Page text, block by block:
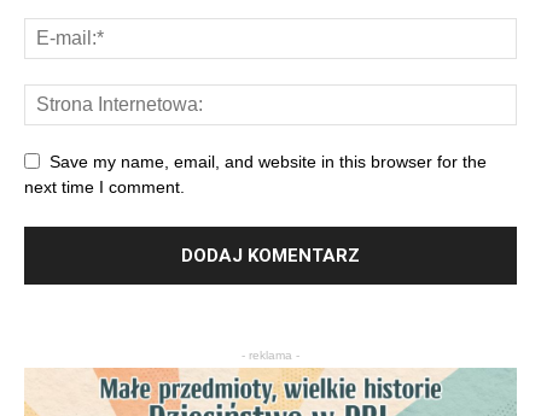
Save my name, email, and website in this browser for the
next time I comment.
- reklama -